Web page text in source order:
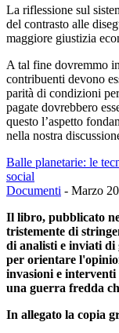
La riflessione sul
del contrasto alle
maggiore giustizia
A tal fine dovremmo
contribuenti devono
parità di condizioni
pagate dovrebbero
questo l’aspetto
nella nostra
Balle planetarie: le
social
Documenti - Marzo
Il libro, pubblicato
tristemente di
di analisti e inviati di
per orientare
invasioni e
una guerra fredda
In allegato la copia